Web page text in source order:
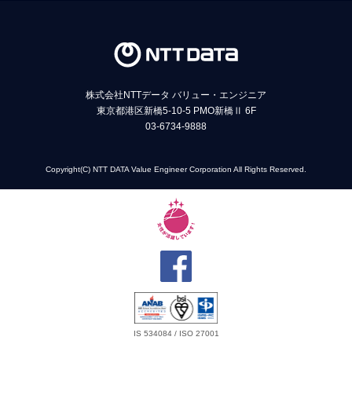
株式会社NTTデータ バリュー・エンジニア
東京都港区新橋5-10-5 PMO新橋Ⅱ 6F
03-6734-9888
Copyright(C) NTT DATA Value Engineer Corporation All Rights Reserved.
IS 534084 / ISO 27001